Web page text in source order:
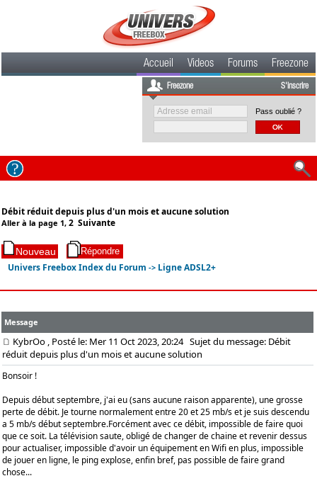
Accueil Videos Forums Freezone
Freezone S'inscrire
Pass oublié ?
Débit réduit depuis plus d'un mois et aucune solution
Aller à la page1,2 Suivante
Univers Freebox Index du Forum -> Ligne ADSL2+
Message
KybrOo , Posté le: Mer 11 Oct 2023, 20:24Sujet du message: Débit
réduit depuis plus d'un mois et aucune solution
Bonsoir !
Depuis début septembre, j'ai eu (sans aucune raison apparente), une grosse
perte de débit. Je tourne normalement entre 20 et 25 mb/s et je suis descendu
a 5 mb/s début septembre.Forcément avec ce débit, impossible de faire quoi
que ce soit. La télévision saute, obligé de changer de chaine et revenir dessus
pour actualiser, impossible d'avoir un équipement en Wifi en plus, impossible
de jouer en ligne, le ping explose, enfin bref, pas possible de faire grand
chose...